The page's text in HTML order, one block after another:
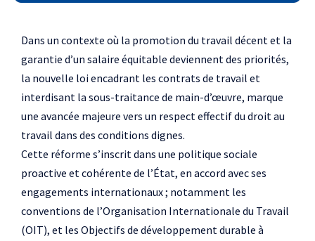
Dans un contexte où la promotion du travail décent et la
garantie d’un salaire équitable deviennent des priorités,
la nouvelle loi encadrant les contrats de travail et
interdisant la sous-traitance de main-d’œuvre, marque
une avancée majeure vers un respect effectif du droit au
travail dans des conditions dignes.
Cette réforme s’inscrit dans une politique sociale
proactive et cohérente de l’État, en accord avec ses
engagements internationaux ; notamment les
conventions de l’Organisation Internationale du Travail
(OIT), et les Objectifs de développement durable à